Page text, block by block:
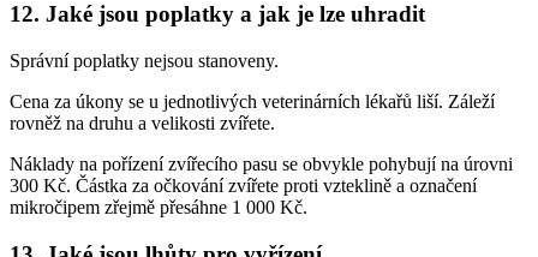
12. Jaké jsou poplatky a jak je lze uhradit
Správní poplatky nejsou stanoveny.
Cena za úkony se u jednotlivých veterinárních lékařů liší. Záleží
rovněž na druhu a velikosti zvířete.
Náklady na pořízení zvířecího pasu se obvykle pohybují na úrovni
300 Kč. Částka za očkování zvířete proti vzteklině a označení
mikročipem zřejmě přesáhne 1 000 Kč.